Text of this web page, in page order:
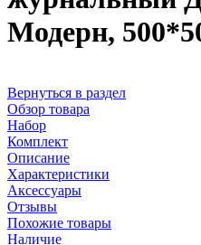
Модерн,
Вернуться в раздел
Обзор товара
Набор
Комплект
Описание
Характеристики
Аксессуары
Отзывы
Похожие товары
Наличие